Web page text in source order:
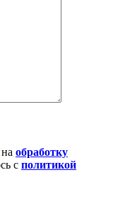
обработку
с политикой